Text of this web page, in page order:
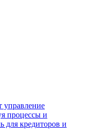
управление
процессы и
для кредиторов и